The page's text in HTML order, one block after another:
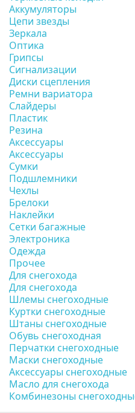
Аккумуляторы
Цепи звезды
Зеркала
Оптика
Грипсы
Сигнализации
Диски сцепления
Ремни вариатора
Слайдеры
Пластик
Резина
Аксессуары
Аксессуары
Сумки
Подшлемники
Чехлы
Брелоки
Наклейки
Сетки багажные
Электроника
Одежда
Прочее
Для снегохода
Для снегохода
Шлемы снегоходные
Куртки снегоходные
Штаны снегоходные
Обувь снегоходная
Перчатки снегоходные
Маски снегоходные
Аксессуары снегоходные
Масло для снегохода
Комбинезоны